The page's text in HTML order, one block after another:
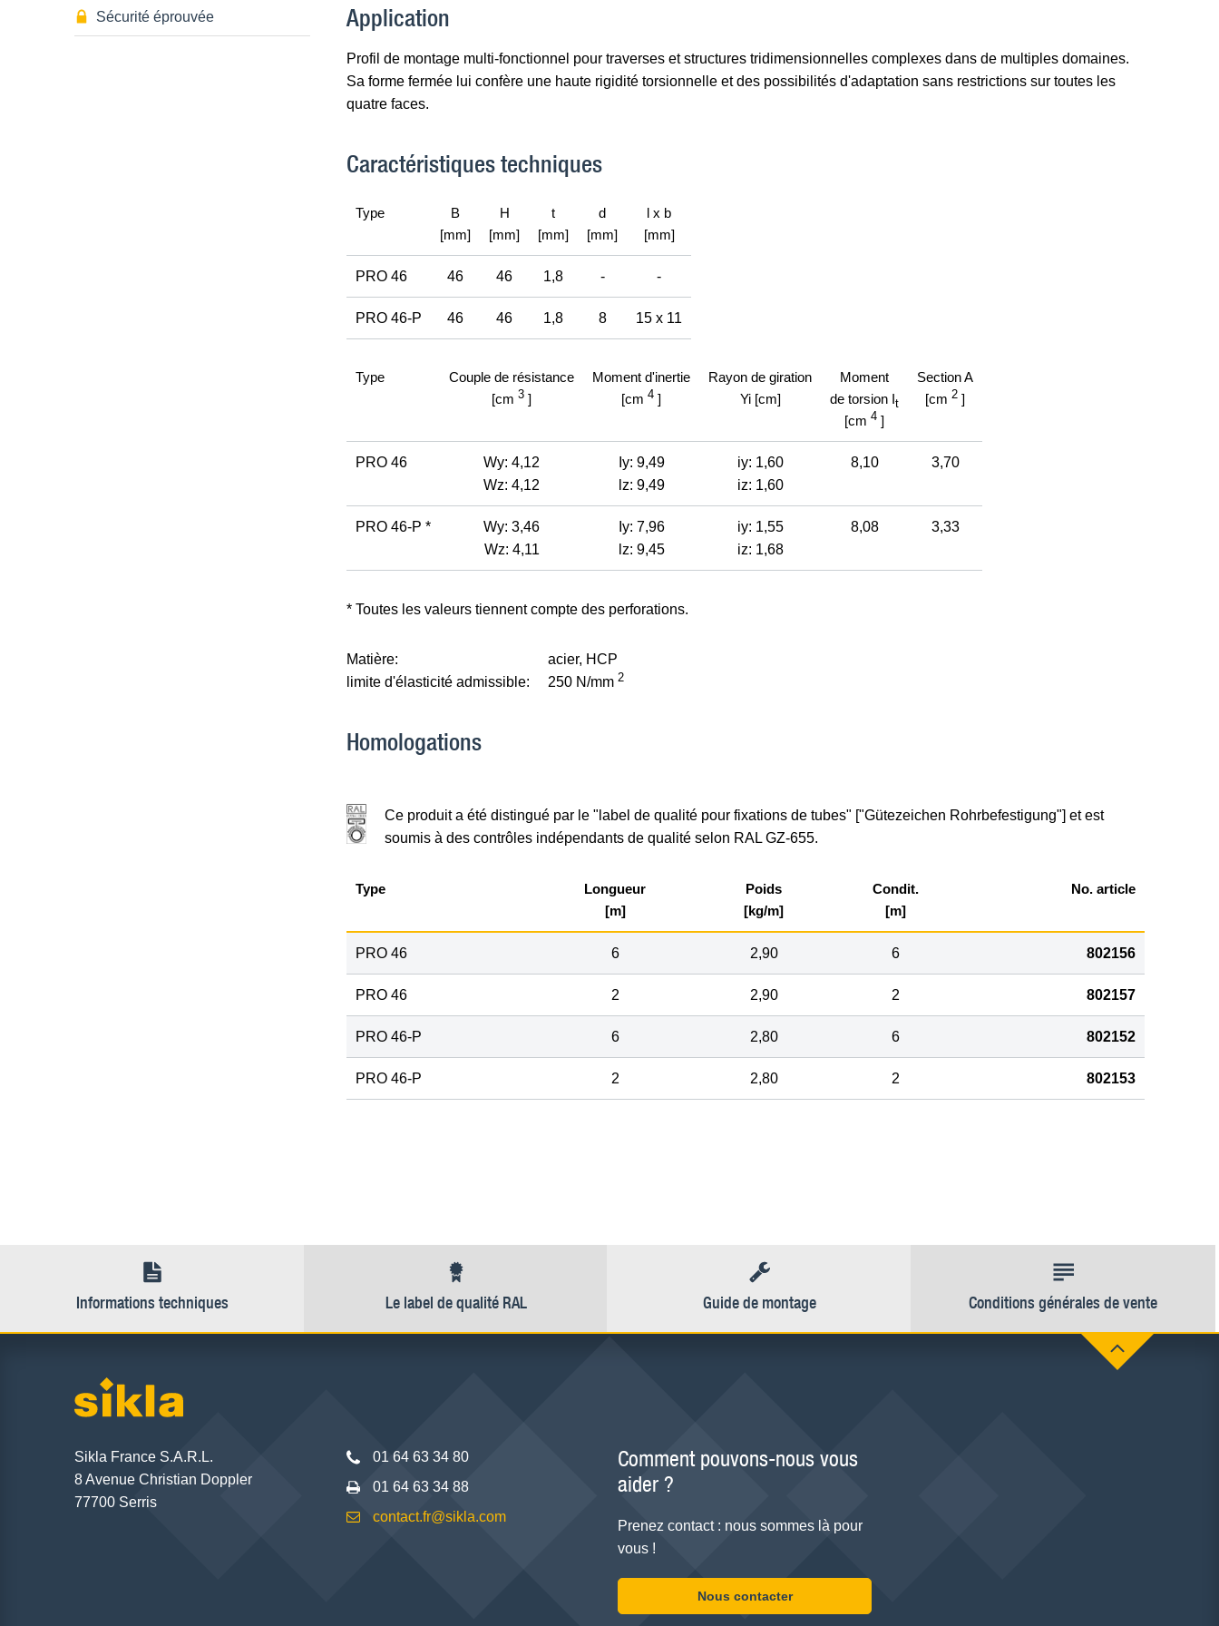
Sécurité éprouvée Application
Profil de montage multi-fonctionnel pour traverses et structures tridimensionnelles complexes dans de multiples domaines.
Sa forme fermée lui confère une haute rigidité torsionnelle et des possibilités d'adaptation sans restrictions sur toutes les
quatre faces.
Caractéristiques techniques
Type
B
[mm]
H
[mm]
t
[mm]
d
[mm]
l x b
[mm]
PRO 46 46 46 1,8 - -
PRO 46-P 46 46 1,8 8 15 x 11
Type
Couple de résistance
[cm 3 ]
Moment d'inertie
[cm 4 ]
Rayon de giration
Yi [cm]
Moment
de torsion It
[cm 4 ]
Section A
[cm 2 ]
PRO 46
Wy: 4,12
Wz: 4,12
Iy: 9,49
lz: 9,49
iy: 1,60
iz: 1,60
8,10 3,70
PRO 46-P *
Wy: 3,46
Wz: 4,11
Iy: 7,96
lz: 9,45
iy: 1,55
iz: 1,68
8,08 3,33
* Toutes les valeurs tiennent compte des perforations.
Matière:
acier, HCP
limite d'élasticité admissible:
250 N/mm 2
Homologations
Ce produit a été distingué par le "label de qualité pour fixations de tubes" ["Gütezeichen Rohrbefestigung"] et est
soumis à des contrôles indépendants de qualité selon RAL GZ-655.
Type
Longueur
[m]
Poids
[kg/m]
Condit.
[m]
No. article
PRO 46 6 2,90 6 802156
PRO 46 2 2,90 2 802157
PRO 46-P 6 2,80 6 802152
PRO 46-P 2 2,80 2 802153
Informations techniques Le label de qualité RAL Guide de montage Conditions générales de vente
Sikla France S.A.R.L.
8 Avenue Christian Doppler
77700 Serris
01 64 63 34 80
01 64 63 34 88
contact.fr@sikla.com
Comment pouvons-nous vous
aider ?
Prenez contact : nous sommes là pour
vous !
Nous contacter